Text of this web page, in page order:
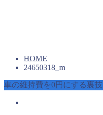
HOME
24650318_m
車の維持費を0円にする裏技